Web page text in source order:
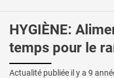
HYGIÈNE:
temps pour le
Actualité publiée il y a 9